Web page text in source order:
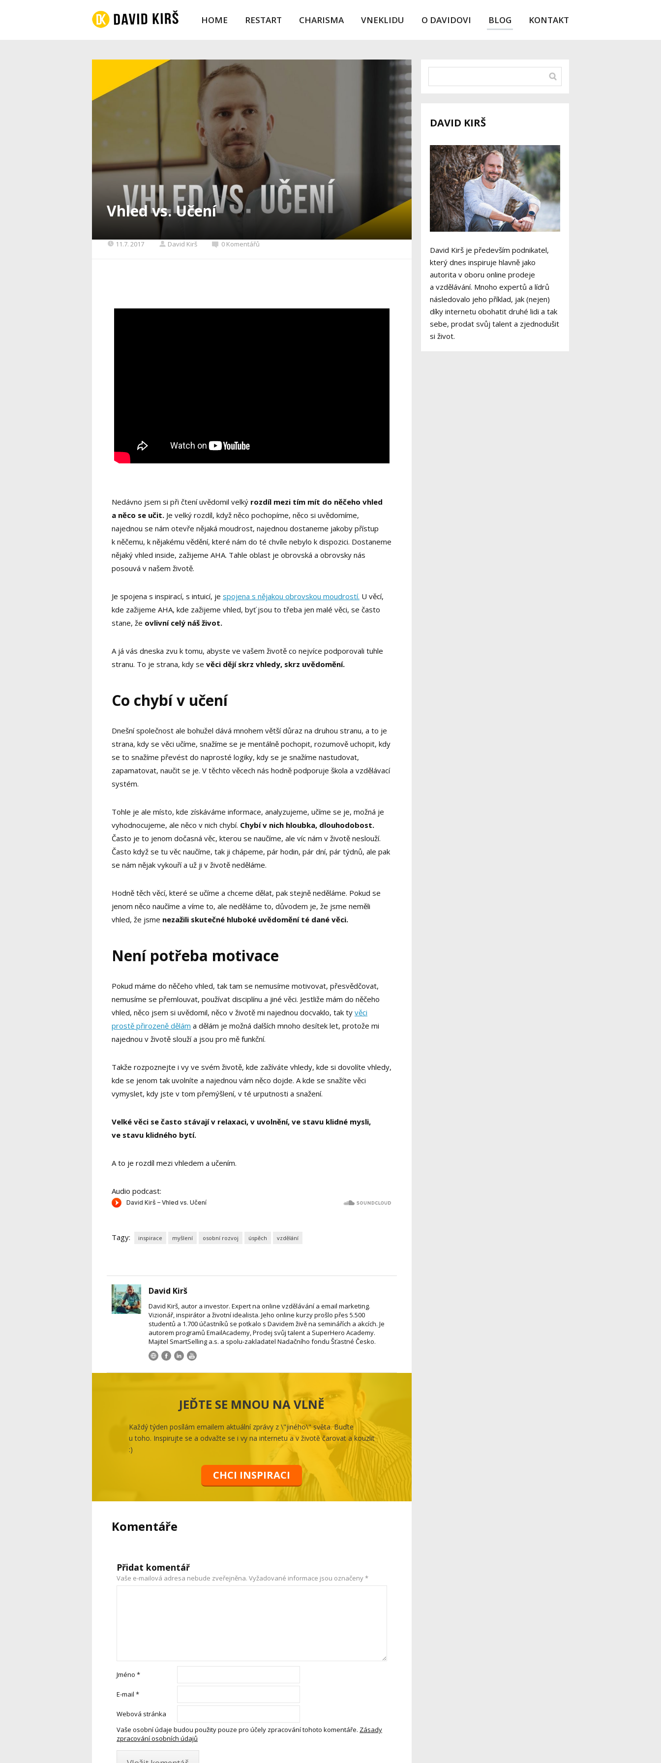
HOME RESTART CHARISMA VNEKLIDU O DAVIDOVI BLOG KONTAKT
Vhled vs. Učení
11.7. 2017 David Kirš 0 Komentářů
Nedávno jsem si při čtení uvědomil velký rozdíl mezi tím mít do něčeho vhled
a něco se učit. Je velký rozdíl, když něco pochopíme, něco si uvědomíme,
najednou se nám otevře nějaká moudrost, najednou dostaneme jakoby přístup
k něčemu, k nějakému vědění, které nám do té chvíle nebylo k dispozici. Dostaneme
nějaký vhled inside, zažijeme AHA. Tahle oblast je obrovská a obrovsky nás
posouvá v našem životě.
Je spojena s inspirací, s intuicí, je spojena s nějakou obrovskou moudrostí. U věcí,
kde zažijeme AHA, kde zažijeme vhled, byť jsou to třeba jen malé věci, se často
stane, že ovlivní celý náš život.
A já vás dneska zvu k tomu, abyste ve vašem životě co nejvíce podporovali tuhle
stranu. To je strana, kdy se věci dějí skrz vhledy, skrz uvědomění.
Co chybí v učení
Dnešní společnost ale bohužel dává mnohem větší důraz na druhou stranu, a to je
strana, kdy se věci učíme, snažíme se je mentálně pochopit, rozumově uchopit, kdy
se to snažíme převést do naprosté logiky, kdy se je snažíme nastudovat,
zapamatovat, naučit se je. V těchto věcech nás hodně podporuje škola a vzdělávací
systém.
Tohle je ale místo, kde získáváme informace, analyzujeme, učíme se je, možná je
vyhodnocujeme, ale něco v nich chybí. Chybí v nich hloubka, dlouhodobost.
Často je to jenom dočasná věc, kterou se naučíme, ale víc nám v životě neslouží.
Často když se tu věc naučíme, tak ji chápeme, pár hodin, pár dní, pár týdnů, ale pak
se nám nějak vykouří a už ji v životě neděláme.
Hodně těch věcí, které se učíme a chceme dělat, pak stejně neděláme. Pokud se
jenom něco naučíme a víme to, ale neděláme to, důvodem je, že jsme neměli
vhled, že jsme nezažili skutečné hluboké uvědomění té dané věci.
Není potřeba motivace
Pokud máme do něčeho vhled, tak tam se nemusíme motivovat, přesvědčovat,
nemusíme se přemlouvat, používat disciplínu a jiné věci. Jestliže mám do něčeho
vhled, něco jsem si uvědomil, něco v životě mi najednou docvaklo, tak ty věci
prostě přirozeně dělám a dělám je možná dalších mnoho desítek let, protože mi
najednou v životě slouží a jsou pro mě funkční.
Takže rozpoznejte i vy ve svém životě, kde zažíváte vhledy, kde si dovolíte vhledy,
kde se jenom tak uvolníte a najednou vám něco dojde. A kde se snažíte věci
vymyslet, kdy jste v tom přemýšlení, v té urputnosti a snažení.
Velké věci se často stávají v relaxaci, v uvolnění, ve stavu klidné mysli,
ve stavu klidného bytí.
A to je rozdíl mezi vhledem a učením.
Audio podcast:
Tagy: inspirace myšlení osobní rozvoj úspěch vzdělání
David Kirš
David Kirš, autor a investor. Expert na online vzdělávání a email marketing.
Vizionář, inspirátor a životní idealista. Jeho online kurzy prošlo přes 5.500
studentů a 1.700 účastníků se potkalo s Davidem živě na seminářích a akcích. Je
autorem programů EmailAcademy, Prodej svůj talent a SuperHero Academy.
Majitel SmartSelling a.s. a spolu-zakladatel Nadačního fondu Šťastné Česko.
JEĎTE SE MNOU NA VLNĚ
Každý týden posílám emailem aktuální zprávy z \"jiného\" světa. Buďte
u toho. Inspirujte se a odvažte se i vy na internetu a v životě čarovat a kouzlit
:)
CHCI INSPIRACI
Komentáře
Přidat komentář
Vaše e-mailová adresa nebude zveřejněna. Vyžadované informace jsou označeny*
Jméno *
E-mail *
Webová stránka
Vaše osobní údaje budou použity pouze pro účely zpracování tohoto komentáře. Zásady
zpracování osobních údajů
DAVID KIRŠ
David Kirš je především podnikatel,
který dnes inspiruje hlavně jako
autorita v oboru online prodeje
a vzdělávání. Mnoho expertů a lídrů
následovalo jeho příklad, jak (nejen)
díky internetu obohatit druhé lidi a tak
sebe, prodat svůj talent a zjednodušit
si život.